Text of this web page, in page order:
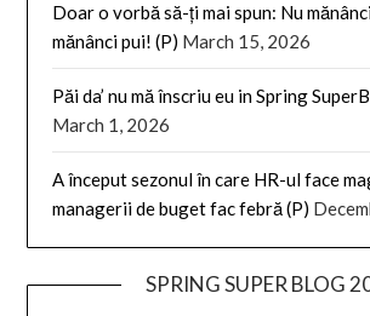
Doar o vorbă să-ți mai spun: Nu
mănânci pui! (P) March 15, 2026
Păi da’ nu mă înscriu eu in Spring
March 1, 2026
A început sezonul în care HR-ul face
managerii de buget fac febră (P)
SPRING SUPER BLOG